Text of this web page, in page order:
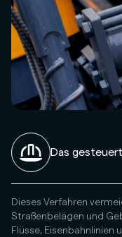
Das
Dieses Verfahren
Straßenbelägen und
Flüsse, Eisenbahnlinien